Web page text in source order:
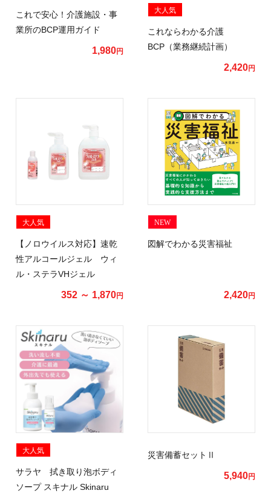
これで安心！介護施設・事
業所のBCP運用ガイド
1,980円
大人気
これならわかる介護
BCP（業務継続計画）
2,420円
大人気
【ノロウイルス対応】速乾
性アルコールジェル ウィ
ル・ステラVHジェル
352 ～ 1,870円
NEW
図解でわかる災害福祉
2,420円
大人気
サラヤ 拭き取り泡ボディ
ソープ スキナル Skinaru
災害備蓄セットⅡ
5,940円